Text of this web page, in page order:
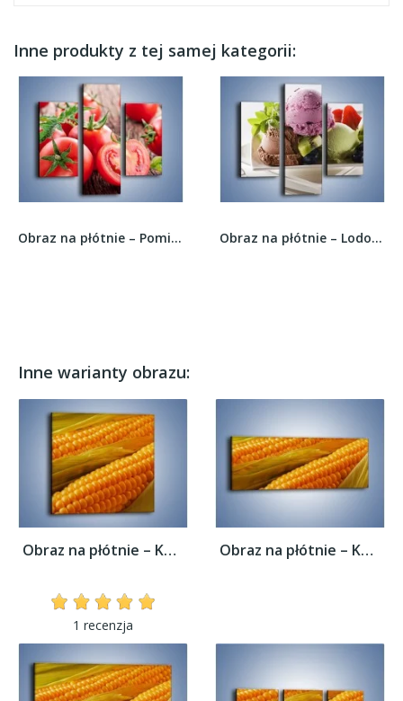
Inne produkty z tej samej kategorii:
Obraz na płótnie – Pomidorowa uczta –... Obraz na płótnie – Lodowa moc owoców –...
Inne warianty obrazu:
Obraz na płótnie – Kolby dojrzałych...
1 recenzja
Obraz na płótnie – Kolby dojrzałych...